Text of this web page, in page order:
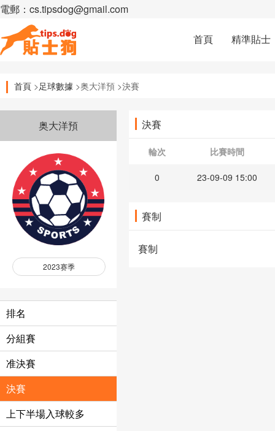
電郵：cs.tipsdog@gmail.com
首頁 精準貼士
首頁 >足球數據 >奥大洋預 >決賽
奥大洋預
2023赛季
排名
分組賽
准決賽
決賽
上下半場入球較多
決賽
輪次 比賽時間
0 23-09-09 15:00
賽制
賽制